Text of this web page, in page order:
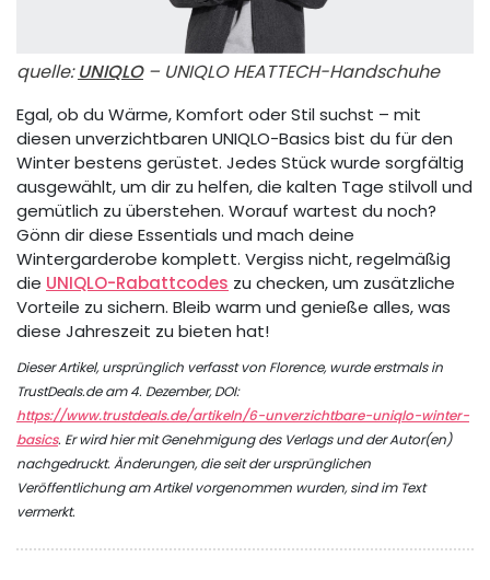
quelle:UNIQLO– UNIQLO HEATTECH-Handschuhe
Egal, ob du Wärme, Komfort oder Stil suchst – mit
diesen unverzichtbaren UNIQLO-Basics bist du für den
Winter bestens gerüstet. Jedes Stück wurde sorgfältig
ausgewählt, um dir zu helfen, die kalten Tage stilvoll und
gemütlich zu überstehen. Worauf wartest du noch?
Gönn dir diese Essentials und mach deine
Wintergarderobe komplett. Vergiss nicht, regelmäßig
die UNIQLO-Rabattcodes zu checken, um zusätzliche
Vorteile zu sichern. Bleib warm und genieße alles, was
diese Jahreszeit zu bieten hat!
Dieser Artikel, ursprünglich verfasst von Florence, wurde erstmals in
TrustDeals.de am 4. Dezember, DOI:
https://www.trustdeals.de/artikeln/6-unverzichtbare-uniqlo-winter-
basics. Er wird hier mit Genehmigung des Verlags und der Autor(en)
nachgedruckt. Änderungen, die seit der ursprünglichen
Veröffentlichung am Artikel vorgenommen wurden, sind im Text
vermerkt.